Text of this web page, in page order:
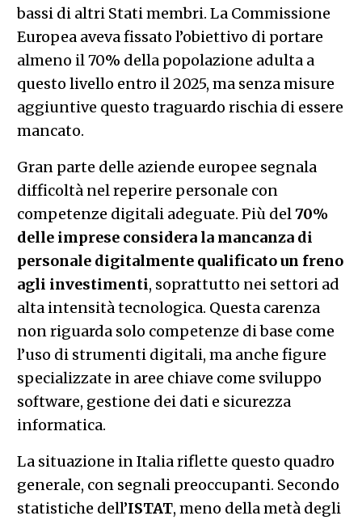
bassi di altri Stati membri. La Commissione
Europea aveva fissato l’obiettivo di portare
almeno il 70% della popolazione adulta a
questo livello entro il 2025, ma senza misure
aggiuntive questo traguardo rischia di essere
mancato.
Gran parte delle aziende europee segnala
difficoltà nel reperire personale con
competenze digitali adeguate. Più del 70%
delle imprese considera la mancanza di
personale digitalmente qualificato un freno
agli investimenti, soprattutto nei settori ad
alta intensità tecnologica. Questa carenza
non riguarda solo competenze di base come
l’uso di strumenti digitali, ma anche figure
specializzate in aree chiave come sviluppo
software, gestione dei dati e sicurezza
informatica.
La situazione in Italia riflette questo quadro
generale, con segnali preoccupanti. Secondo
statistiche dell’ISTAT, meno della metà degli